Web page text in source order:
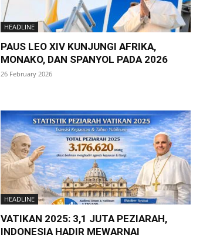
HEADLINE
PAUS LEO XIV KUNJUNGI AFRIKA,
MONAKO, DAN SPANYOL PADA 2026
26 February 2026
HEADLINE
VATIKAN 2025: 3,1 JUTA PEZIARAH,
INDONESIA HADIR MEWARNAI